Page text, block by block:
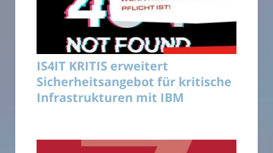
IS4IT KRITIS erweitert
Sicherheitsangebot für kritische
Infrastrukturen mit IBM